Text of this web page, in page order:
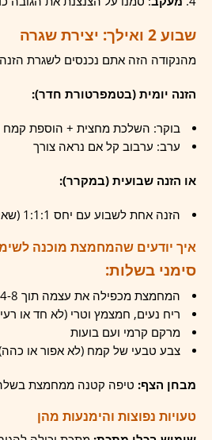
שבוע 2 ואילך: יצירת שגרה
מהנקודה הזה אתם נכנסים לשגרת
הזנה יומית (בטמפרטורת חדר):
בוקר: השלכת מחצית + הוספת קמח
ערב: ערבוב קל אם נראה צורך
או הזנה שבועית (במקרר):
הזנה אחת לשבוע עם יחס 1:1:1 (שאור:קמח:מים)
איך יודעים שהמחמצת מוכנה
סימני בשלות:
המחמצת מכפילה את עצמה תוך 4-8 שעות לאחר הזנה
ריח נעים, חמצמץ וטרי (לא חד או
מרקם קרמי ועם בועות
צבע טבעי של קמח (לא אפור או
מבחן הצף: טיפה קטנה ממחמצת
טעויות נפוצות והימנעות מהן